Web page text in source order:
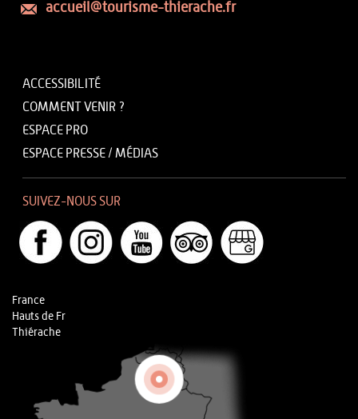
accueil@tourisme-thierache.fr
ACCESSIBILITÉ
COMMENT VENIR ?
ESPACE PRO
ESPACE PRESSE / MÉDIAS
SUIVEZ-NOUS SUR
France
Hauts de Fr
Thiérache